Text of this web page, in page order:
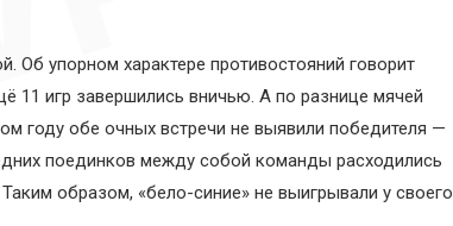
Об упорном характере противостояний говорит
11 игр завершились вничью. А по разнице мячей
году обе очных встречи не выявили победителя —
поединков между собой команды расходились
образом, «бело-синие» не выигрывали у своего